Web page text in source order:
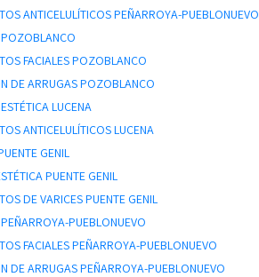
ANTICELULÍTICOS PEÑARROYA-PUEBLONUEVO
FACIALES POZOBLANCO
DE ARRUGAS POZOBLANCO
LUCENA
ANTICELULÍTICOS LUCENA
GENIL
PUENTE GENIL
DE VARICES PUENTE GENIL
PUEBLONUEVO
FACIALES PEÑARROYA-PUEBLONUEVO
DE ARRUGAS PEÑARROYA-PUEBLONUEVO